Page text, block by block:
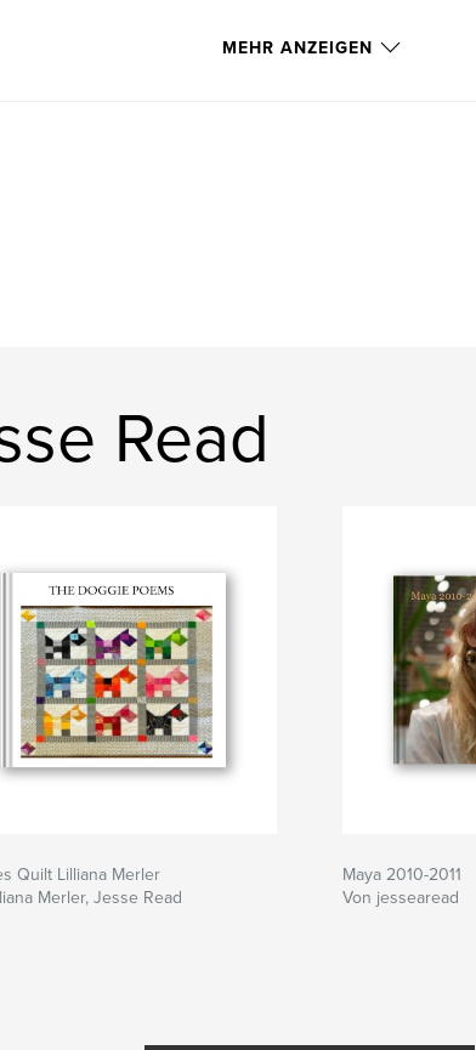
MEHR ANZEIGEN
Read
Quilt Lilliana Merler
Merler, Jesse Read
Maya 2010-2011
Von jessearead